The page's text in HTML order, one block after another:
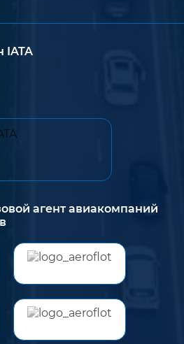
IATA
агент авиакомпаний